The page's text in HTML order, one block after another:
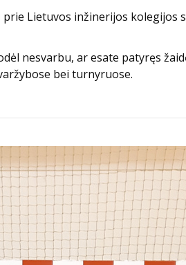
Lietuvos inžinerijos kolegijos
nesvarbu, ar esate patyręs
bei turnyruose.